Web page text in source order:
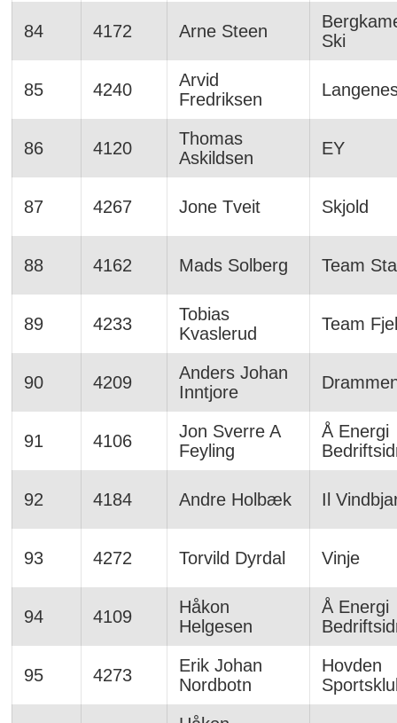
84 4172 Arne Steen
Ski
85 4240
Arvid
Fredriksen
86 4120
Thomas
Askildsen
EY
87 4267 Jone Tveit Skjold
88 4162 Mads Solberg Team
89 4233
Tobias
Kvaslerud
Team
90 4209
Anders Johan
Inntjore
91 4106
Jon Sverre A
Feyling
Å Energi
92 4184 Andre Holbæk Il
93 4272 Torvild Dyrdal Vinje
94 4109
Håkon
Helgesen
Å Energi
95 4273
Erik Johan
Nordbotn
Hovden